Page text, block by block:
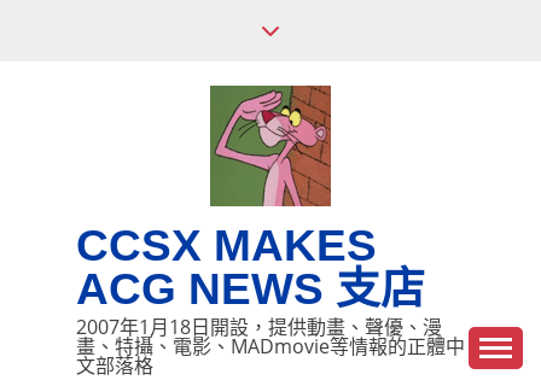
CCSX MAKES
ACG NEWS 支店
2007年1月18日開設，提供動畫、聲優、漫
畫、特攝、電影、MADmovie等情報的正體中
文部落格